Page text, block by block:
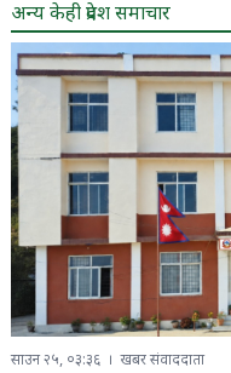
अन्य केही प्रदेश समाचार
साउन २५, ०३:३६ खबर संवाददाता